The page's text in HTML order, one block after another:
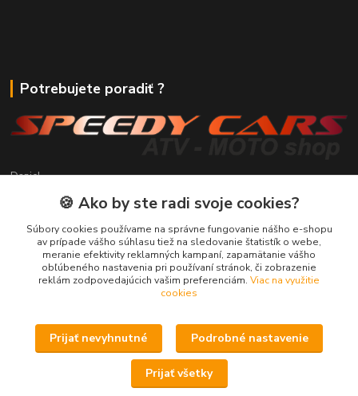
Potrebujete poradiť ?
Daniel
+421 911 391 398
(Po-Pia, 8.30-17.00 hod.)
predaj@atv-shop.sk
Upravit sběr cookies.
🍪 Ako by ste radi svoje cookies?
Súbory cookies používame na správne fungovanie nášho e-shopu
av prípade vášho súhlasu tiež na sledovanie štatistík o webe,
meranie efektivity reklamných kampaní, zapamätanie vášho
obľúbeného nastavenia pri používaní stránok, či zobrazenie
reklám zodpovedajúcich vašim preferenciám. Viac na využitie
cookies
Prijať nevyhnutné Podrobné nastavenie
Prijať všetky